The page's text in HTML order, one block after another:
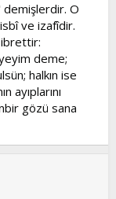
demişlerdir. O
ve izafîdir.
ibrettir:
deme;
halkın ise
ayıplarını
gözü sana